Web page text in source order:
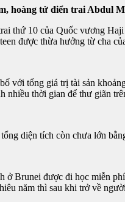
hoàng tử điển trai Abdul
thứ 10 của Quốc vương
được thừa hưởng từ cha
với tổng giá trị tài sản
nhiều thời gian để thư giãn
diện tích còn chưa lớn
ở Brunei được đi học miễn
năm thì sau khi trở về